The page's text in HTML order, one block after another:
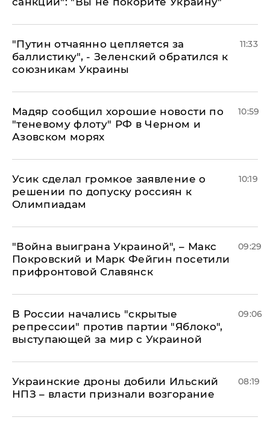
"Путин отчаянно цепляется за
баллистику", - Зеленский обратился к
союзникам Украины
11:33
Мадяр сообщил хорошие новости по
"теневому флоту" РФ в Черном и
Азовском морях
10:59
Усик сделал громкое заявление о
решении по допуску россиян к
Олимпиадам
10:19
"Война выиграна Украиной", – Макс
Покровский и Марк Фейгин посетили
прифронтовой Славянск
09:29
В России начались "скрытые
репрессии" против партии "Яблоко",
выступающей за мир с Украиной
09:06
Украинские дроны добили Ильский
НПЗ – власти признали возгорание
08:19